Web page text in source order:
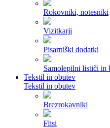
Rokovniki, notesniki
Vizitkarji
Pisarniški dodatki
Samolepilni lističi in
Tekstil in obutev
Tekstil in obutev
Brezrokavniki
Flisi